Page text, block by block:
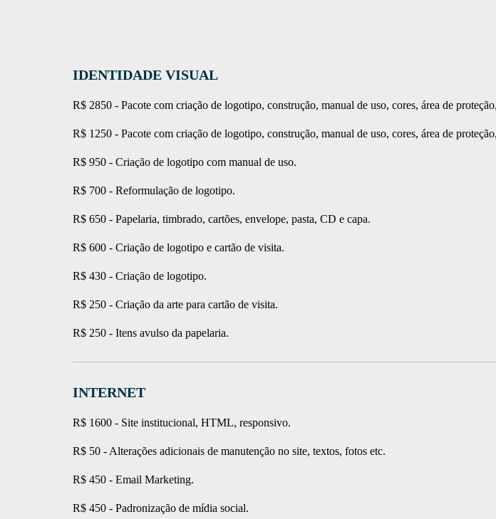
IDENTIDADE VISUAL
R$ 2850 - Pacote com criação de logotipo, construção, manual de uso, cores, área de
R$ 1250 - Pacote com criação de logotipo, construção, manual de uso, cores, área de
R$ 950 - Criação de logotipo com manual de uso.
R$ 700 - Reformulação de logotipo.
R$ 650 - Papelaria, timbrado, cartões, envelope, pasta, CD e capa.
R$ 600 - Criação de logotipo e cartão de visita.
R$ 430 - Criação de logotipo.
R$ 250 - Criação da arte para cartão de visita.
R$ 250 - Itens avulso da papelaria.
INTERNET
R$ 1600 - Site institucional, HTML, responsivo.
R$ 50 - Alterações adicionais de manutenção no site, textos, fotos etc.
R$ 450 - Email Marketing.
R$ 450 - Padronização de mídia social.